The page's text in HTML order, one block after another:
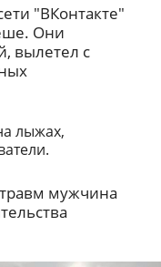
"ВКонтакте"
Они
вылетел с
лыжах,
мужчина